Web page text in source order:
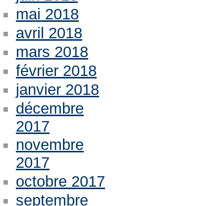
mai 2018
avril 2018
mars 2018
février 2018
janvier 2018
décembre
2017
novembre
2017
octobre 2017
septembre